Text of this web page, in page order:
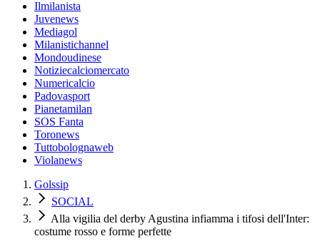
Ilmilanista
Juvenews
Mediagol
Milanistichannel
Mondoudinese
Notiziecalciomercato
Numericalcio
Padovasport
Pianetamilan
SOS Fanta
Toronews
Tuttobolognaweb
Violanews
Golssip
SOCIAL
Alla vigilia del derby Agustina infiamma i tifosi dell'Inter:
costume rosso e forme perfette